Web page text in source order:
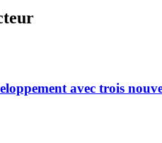
avec trois